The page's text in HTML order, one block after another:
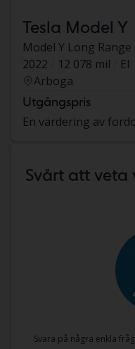
Tesla Model Y
Model Y Long
2022
12 078 mil
El
Arboga
Utgångspris
En värdering av
Svårt att veta
Svara på några enkla